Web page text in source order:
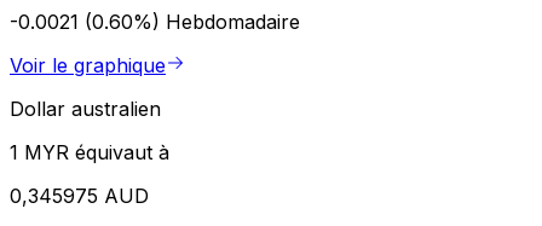
-0.0021 (0.60%) Hebdomadaire
Voir le graphique
Dollar australien
1 MYR équivaut à
0,345975 AUD